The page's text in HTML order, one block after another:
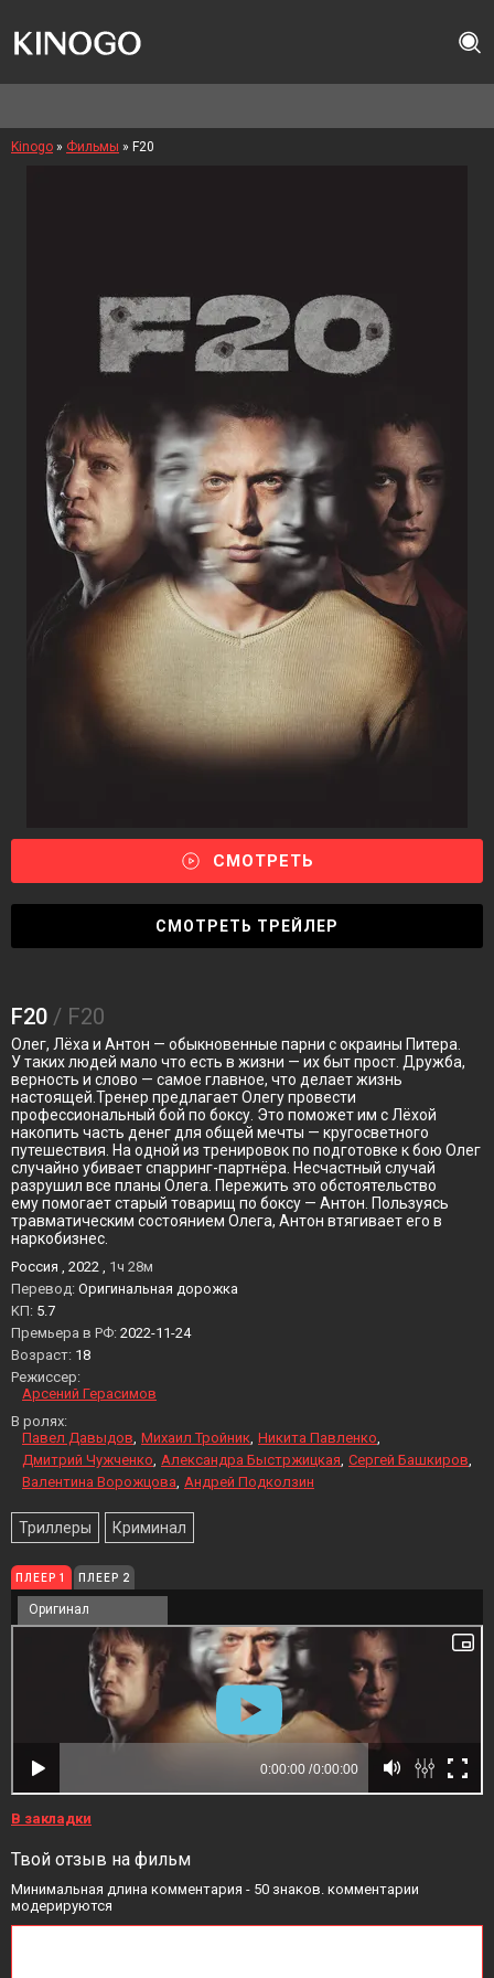
Kinogo » Фильмы » F20
СМОТРЕТЬ
СМОТРЕТЬ ТРЕЙЛЕР
F20 / F20
Олег, Лёха и Антон — обыкновенные парни с окраины Питера.
У таких людей мало что есть в жизни — их быт прост. Дружба,
верность и слово — самое главное, что делает жизнь
настоящей.Тренер предлагает Олегу провести
профессиональный бой по боксу. Это поможет им с Лёхой
накопить часть денег для общей мечты — кругосветного
путешествия. На одной из тренировок по подготовке к бою Олег
случайно убивает спарринг-партнёра. Несчастный случай
разрушил все планы Олега. Пережить это обстоятельство
ему помогает старый товарищ по боксу — Антон. Пользуясь
травматическим состоянием Олега, Антон втягивает его в
наркобизнес.
Россия , 2022 , 1ч 28м
Перевод: Оригинальная дорожка
KП: 5.7
Премьера в РФ: 2022-11-24
Возраст: 18
Режиссер:
Арсений Герасимов
В ролях:
Павел Давыдов Михаил Тройник Никита Павленко
Дмитрий Чужченко Александра Быстржицкая Сергей Башкиров
Валентина Ворожцова Андрей Подколзин
Триллеры Криминал
ПЛЕЕР 1 ПЛЕЕР 2
Оригинал
В закладки
Твой отзыв на фильм
Минимальная длина комментария - 50 знаков. комментарии
модерируются